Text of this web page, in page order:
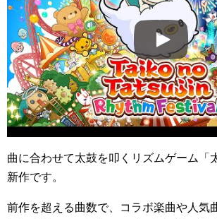
曲に合わせて太鼓を叩くリズムゲーム「
新作です。
前作を超える曲数で、コラボ楽曲や人気